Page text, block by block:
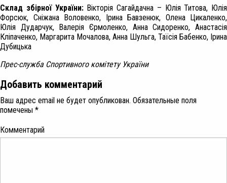
Склад збірної України:Вікторія Сагайдачна – Юлія Титова, Юлія
Форсюк, Сніжана Воловенко, Ірина Бавзенюк, Олена Цикаленко,
Юлія Дударчук, Валерія Єрмоленко, Анна Сидоренко, Анастасія
Кліпаченко, Маргарита Мочалова, Анна Шульга, Таїсія Бабенко, Ірина
Дубицька
Прес-служба Спортивного комітету України
Добавить комментарий
Ваш адрес email не будет опубликован. Обязательные поля
помечены *
Комментарий